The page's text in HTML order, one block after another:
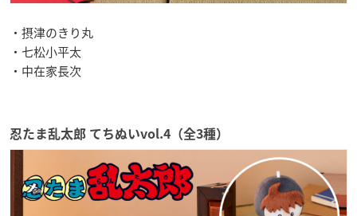
・摂津のきり丸
・七松小平太
・中在家長次
忍たま乱太郎 てちぬいvol.4（全3種）